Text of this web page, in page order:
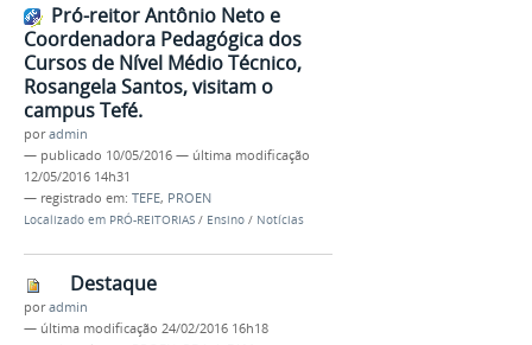
Pró-reitor Antônio Neto e
Coordenadora Pedagógica dos
Cursos de Nível Médio Técnico,
Rosangela Santos, visitam o
campus Tefé.
poradmin
— publicado 10/05/2016 — última modificação
12/05/2016 14h31
— registrado em: TEFE, PROEN
Localizado em PRÓ-REITORIAS / Ensino / Notícias
Destaque
poradmin
— última modificação 24/02/2016 16h18